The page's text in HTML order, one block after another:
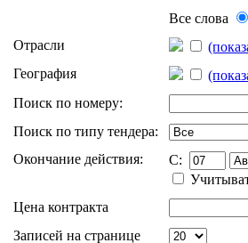
Все слова
Отрасли
География
Поиск по номеру:
Поиск по типу тендера:
Окончание действия:
C:
Цена контракта
Записей на странице